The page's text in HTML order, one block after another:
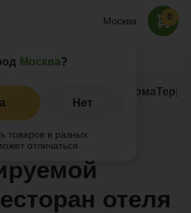
Москва
Москва?
Нет
товаров в разных
отличаться
Заказать звонок
0
Террасы на крыше дома
отеля